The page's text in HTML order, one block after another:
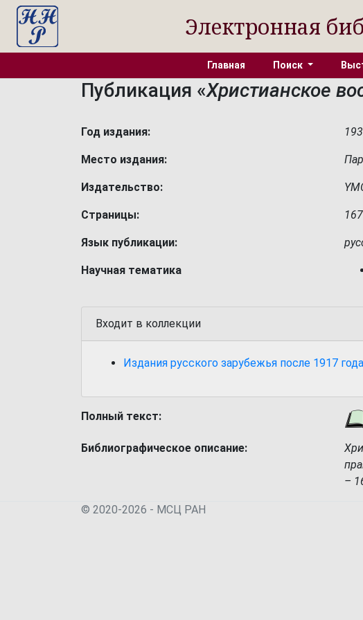
Электронная
Главная Поиск
Публикация «Христианское
Год издания:
Место издания:
Издательство:
Страницы: 167
Язык публикации:
Научная тематика
Входит в коллекции
Издания русского зарубежья после 1917 года
Полный текст:
Библиографическое описание:
–
© 2020-2026 - МСЦ РАН